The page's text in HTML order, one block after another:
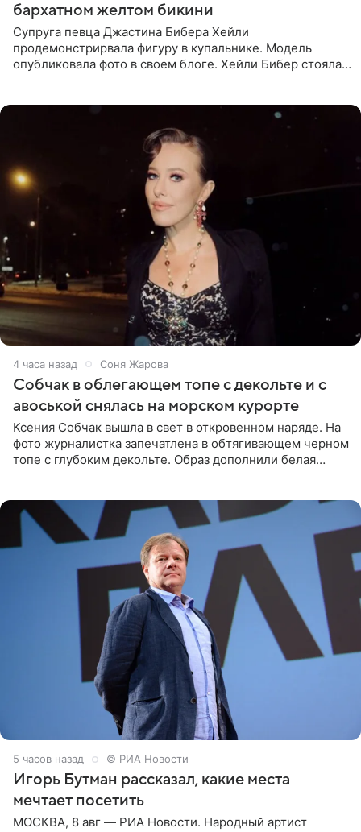
бархатном желтом бикини
Супруга певца Джастина Бибера Хейли
продемонстрирвала фигуру в купальнике. Модель
опубликовала фото в своем блоге. Хейли Бибер стояла
4 часа назад Соня Жарова
Собчак в облегающем топе с декольте и с
авоськой снялась на морском курорте
Ксения Собчак вышла в свет в откровенном наряде. На
фото журналистка запечатлена в обтягивающем черном
топе с глубоким декольте. Образ дополнили белая
5 часов назад © РИА Новости
Игорь Бутман рассказал, какие места
мечтает посетить
МОСКВА, 8 авг — РИА Новости. Народный артист